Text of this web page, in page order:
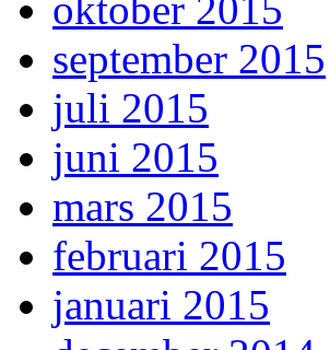
september 2015
juli 2015
juni 2015
mars 2015
februari 2015
januari 2015